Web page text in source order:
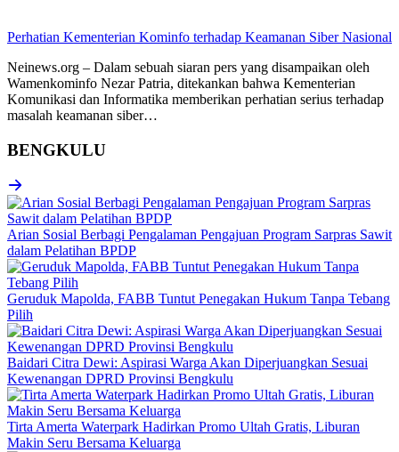
Perhatian Kementerian Kominfo terhadap Keamanan Siber Nasional
Neinews.org – Dalam sebuah siaran pers yang disampaikan oleh
Wamenkominfo Nezar Patria, ditekankan bahwa Kementerian
Komunikasi dan Informatika memberikan perhatian serius terhadap
masalah keamanan siber…
BENGKULU
Arian Sosial Berbagi Pengalaman Pengajuan Program Sarpras Sawit
dalam Pelatihan BPDP
Geruduk Mapolda, FABB Tuntut Penegakan Hukum Tanpa Tebang
Pilih
Baidari Citra Dewi: Aspirasi Warga Akan Diperjuangkan Sesuai
Kewenangan DPRD Provinsi Bengkulu
Tirta Amerta Waterpark Hadirkan Promo Ultah Gratis, Liburan
Makin Seru Bersama Keluarga